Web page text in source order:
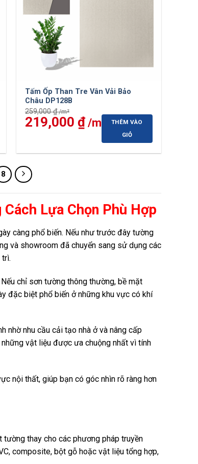
Tấm Ốp Than Tre Vân Vải Bảo
Châu DP128B
259,000₫
Giá
gốc
219,000 ₫
Giá
hiện
THÊM VÀO
GIỎ
8
Lựa Chọn Phù Hợp
càng phổ biến. Nếu như trước đây tường
và showroom đã chuyển sang sử dụng các
chỉ sơn tường thông thường, bề mặt
đặc biệt phổ biến ở những khu vực có khí
nhờ nhu cầu cải tạo nhà ở và nâng cấp
vật liệu được ưa chuộng nhất vì tính
nội thất, giúp bạn có góc nhìn rõ ràng hơn
thay cho các phương pháp truyền
composite, bột gỗ hoặc vật liệu tổng hợp,